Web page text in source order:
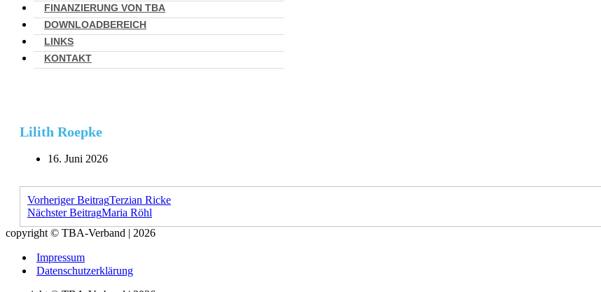
FINANZIERUNG VON TBA
DOWNLOADBEREICH
LINKS
KONTAKT
Lilith Roepke
16. Juni 2026
Vorheriger BeitragTerzian Ricke
Nächster BeitragMaria Röhl
copyright © TBA-Verband | 2026
Impressum
Datenschutzerklärung